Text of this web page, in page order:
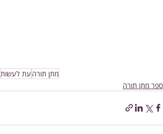
מתן תורה עת לעשות
ספר מתן תורה